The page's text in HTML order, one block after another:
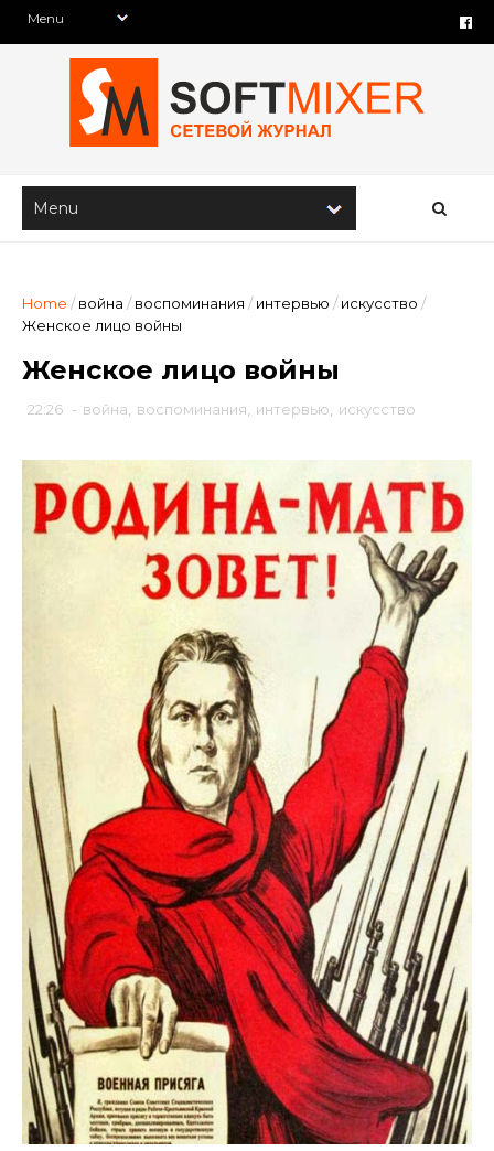
Home / война / воспоминания / интервью / искусство /
Женское лицо войны
Женское лицо войны
22:26 - война воспоминания интервью искусство